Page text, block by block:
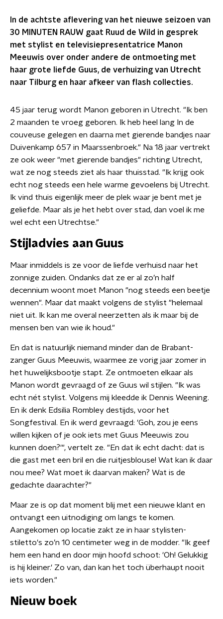
In de achtste aflevering van het nieuwe seizoen van
30 MINUTEN RAUW gaat Ruud de Wild in gesprek
met stylist en televisiepresentatrice Manon
Meeuwis over onder andere de ontmoeting met
haar grote liefde Guus, de verhuizing van Utrecht
naar Tilburg en haar afkeer van flash collecties.
45 jaar terug wordt Manon geboren in Utrecht. "Ik ben
2 maanden te vroeg geboren. Ik heb heel lang In de
couveuse gelegen en daarna met gierende bandjes naar
Duivenkamp 657 in Maarssenbroek." Na 18 jaar vertrekt
ze ook weer "met gierende bandjes" richting Utrecht,
wat ze nog steeds ziet als haar thuisstad. "Ik krijg ook
echt nog steeds een hele warme gevoelens bij Utrecht.
Ik vind thuis eigenlijk meer de plek waar je bent met je
geliefde. Maar als je het hebt over stad, dan voel ik me
wel echt een Utrechtse."
Stijladvies aan Guus
Maar inmiddels is ze voor de liefde verhuisd naar het
zonnige zuiden. Ondanks dat ze er al zo’n half
decennium woont moet Manon "nog steeds een beetje
wennen". Maar dat maakt volgens de stylist "helemaal
niet uit. Ik kan me overal neerzetten als ik maar bij de
mensen ben van wie ik houd."
En dat is natuurlijk niemand minder dan de Brabant-
zanger Guus Meeuwis, waarmee ze vorig jaar zomer in
het huwelijksbootje stapt. Ze ontmoeten elkaar als
Manon wordt gevraagd of ze Guus wil stijlen. "Ik was
echt nét stylist. Volgens mij kleedde ik Dennis Weening.
En ik denk Edsilia Rombley destijds, voor het
Songfestival. En ik werd gevraagd: 'Goh, zou je eens
willen kijken of je ook iets met Guus Meeuwis zou
kunnen doen?'", vertelt ze. "En dat ik echt dacht: dat is
die gast met een bril en die ruitjesblouse! Wat kan ik daar
nou mee? Wat moet ik daarvan maken? Wat is de
gedachte daarachter?"
Maar ze is op dat moment blij met een nieuwe klant en
ontvangt een uitnodiging om langs te komen.
Aangekomen op locatie zakt ze in haar stylisten-
stiletto's zo’n 10 centimeter weg in de modder. "Ik geef
hem een hand en door mijn hoofd schoot: 'Oh! Gelukkig
is hij kleiner.' Zo van, dan kan het toch überhaupt nooit
iets worden."
Nieuw boek